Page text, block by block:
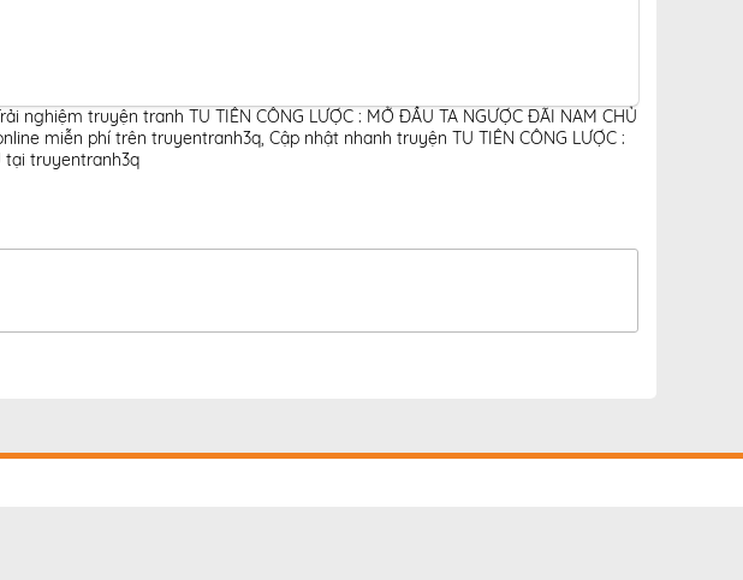
nghiệm truyện tranh TU TIÊN CÔNG LƯỢC : MỞ ĐẦU TA NGƯỢC ĐÃI NAM CHỦ
miễn phí trên truyentranh3q, Cập nhật nhanh truyện TU TIÊN CÔNG LƯỢC :
tại truyentranh3q